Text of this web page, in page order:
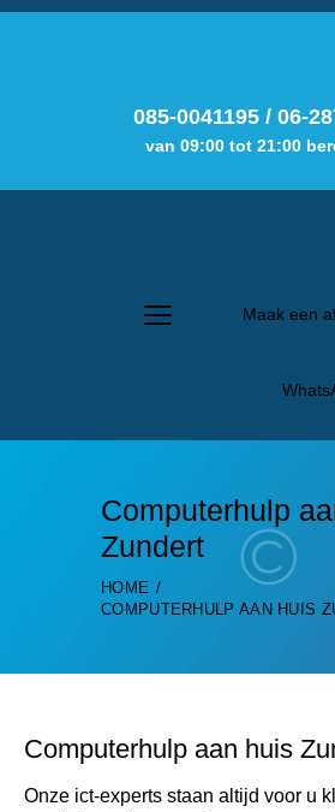
085-0041195 / 06-
van 09:00 tot 21:00
Maak een
Computerhulp
Zundert
HOME
COMPUTERHULP AAN HUIS
Computerhulp aan huis
Onze ict-experts staan altijd voor u